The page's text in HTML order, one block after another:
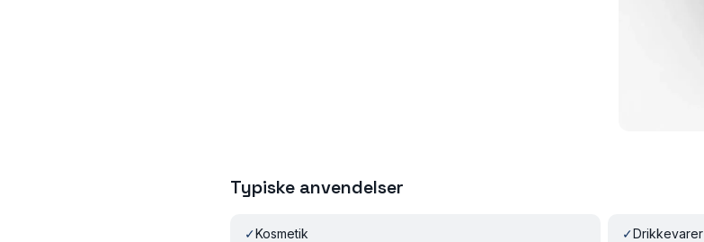
Typiske anvendelser
✓Kosmetik ✓Drikkevarer